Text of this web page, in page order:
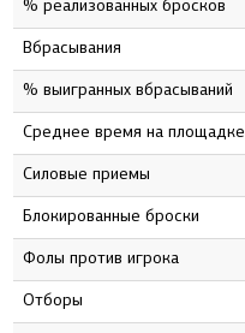
% реализованных бросков
Вбрасывания
% выигранных вбрасываний
Среднее время на площадке
Силовые приемы
Блокированные броски
Фолы против игрока
Отборы